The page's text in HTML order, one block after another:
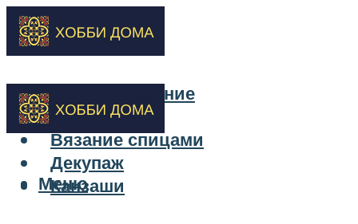
Бисероплетение
Вышивка
Вязание спицами
Декупаж
Канзаши
Меню